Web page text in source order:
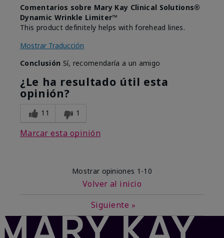
Comentarios sobre Mary Kay Clinical Solutions®
Dynamic Wrinkle Limiter™
This product definitely helps with forehead lines.
Mostrar Traducción
Conclusión Sí, recomendaría a un amigo
¿Le ha resultado útil esta
opinión?
11 1
Marcar esta opinión
Mostrar opiniones 1-10
Volver al inicio
Siguiente »